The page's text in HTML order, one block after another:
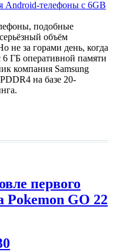
подобные
объём
не за горами день, когда
ГБ оперативной памяти
компания Samsung
на базе 20-
первого
Pokemon GO 22